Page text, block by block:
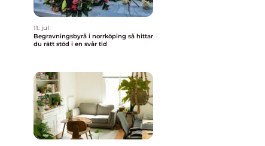
11. jul
Begravningsbyrå i norrköping så hittar
du rätt stöd i en svår tid